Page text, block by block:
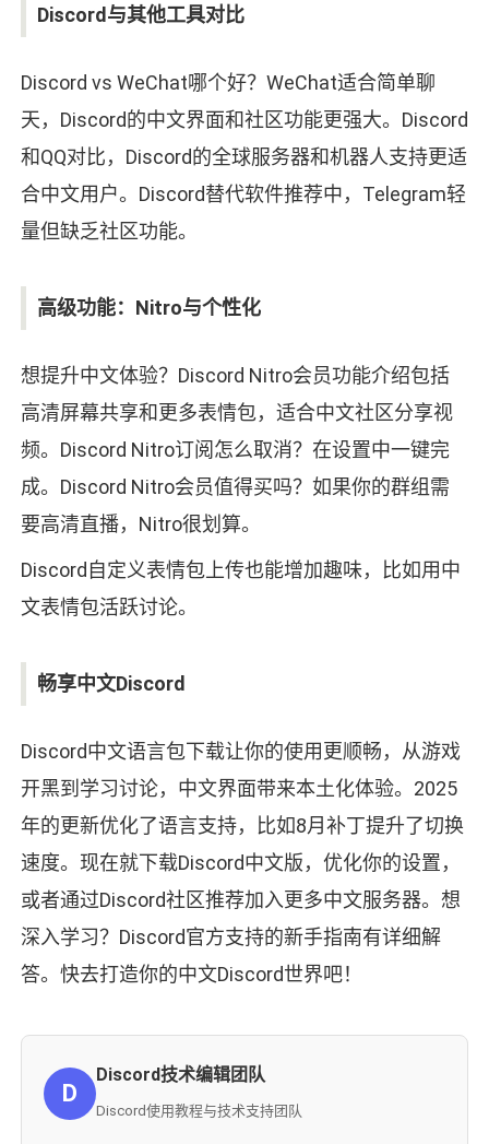
Discord与其他工具对比
Discord vs WeChat哪个好？WeChat适合简单聊
天，Discord的中文界面和社区功能更强大。Discord
和QQ对比，Discord的全球服务器和机器人支持更适
合中文用户。Discord替代软件推荐中，Telegram轻
量但缺乏社区功能。
高级功能：Nitro与个性化
想提升中文体验？Discord Nitro会员功能介绍包括
高清屏幕共享和更多表情包，适合中文社区分享视
频。Discord Nitro订阅怎么取消？在设置中一键完
成。Discord Nitro会员值得买吗？如果你的群组需
要高清直播，Nitro很划算。
Discord自定义表情包上传也能增加趣味，比如用中
文表情包活跃讨论。
畅享中文Discord
Discord中文语言包下载让你的使用更顺畅，从游戏
开黑到学习讨论，中文界面带来本土化体验。2025
年的更新优化了语言支持，比如8月补丁提升了切换
速度。现在就下载Discord中文版，优化你的设置，
或者通过Discord社区推荐加入更多中文服务器。想
深入学习？Discord官方支持的新手指南有详细解
答。快去打造你的中文Discord世界吧！
D
Discord技术编辑团队
Discord使用教程与技术支持团队